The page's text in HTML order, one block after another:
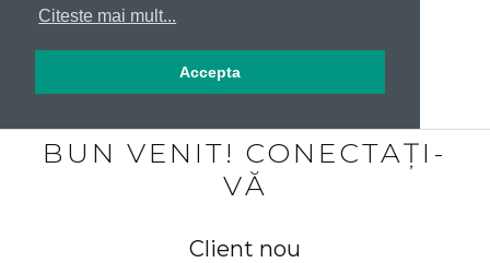
Citeste mai mult...
Accepta
BUN VENIT! CONECTAȚI-
VĂ
Client nou